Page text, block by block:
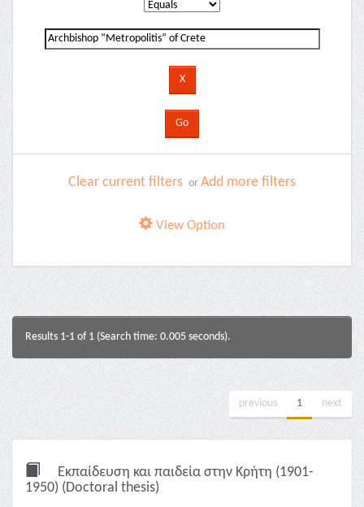
Clear current filters or Add more filters
View Option
Results 1-1 of 1 (Search time: 0.005 seconds).
previous 1 next
Εκπαίδευση και παιδεία στην Κρήτη (1901-
1950) (Doctoral thesis)